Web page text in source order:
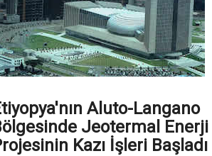
Aluto-Langano
Jeotermal Enerji
Kazı İşleri Başladı